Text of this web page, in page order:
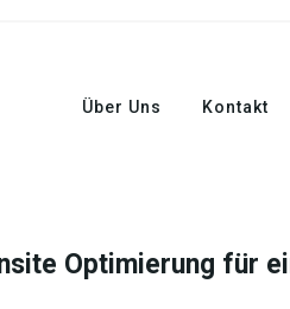
Über Uns Kontakt
Optimierung für